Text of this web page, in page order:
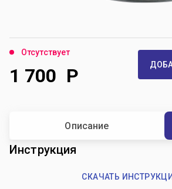
Отсутствует
1 700 Р
Описание
Инструкция
СКАЧАТЬ